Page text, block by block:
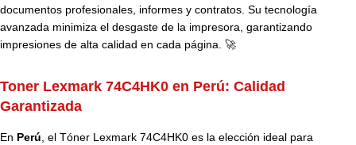
documentos profesionales, informes y contratos. Su tecnología
avanzada minimiza el desgaste de la impresora, garantizando
impresiones de alta calidad en cada página. 🚀
Toner Lexmark 74C4HK0 en Perú: Calidad
Garantizada
En Perú, el Tóner Lexmark 74C4HK0 es la elección ideal para